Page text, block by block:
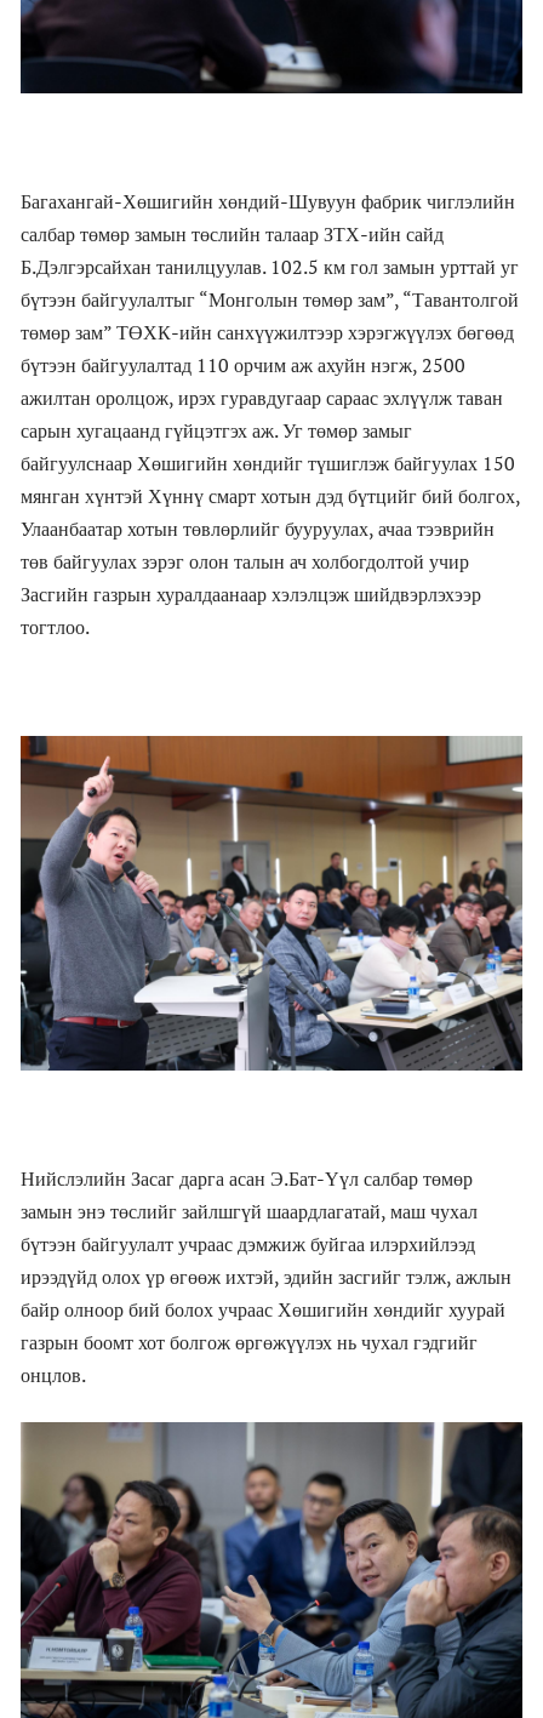
Багахангай-Хөшигийн хөндий-Шувуун фабрик чиглэлийн
салбар төмөр замын төслийн талаар ЗТХ-ийн сайд
Б.Дэлгэрсайхан танилцуулав. 102.5 км гол замын урттай уг
бүтээн байгуулалтыг “Монголын төмөр зам”, “Тавантолгой
төмөр зам” ТӨХК-ийн санхүүжилтээр хэрэгжүүлэх бөгөөд
бүтээн байгуулалтад 110 орчим аж ахуйн нэгж, 2500
ажилтан оролцож, ирэх гуравдугаар сараас эхлүүлж таван
сарын хугацаанд гүйцэтгэх аж. Уг төмөр замыг
байгуулснаар Хөшигийн хөндийг түшиглэж байгуулах 150
мянган хүнтэй Хүннү смарт хотын дэд бүтцийг бий болгох,
Улаанбаатар хотын төвлөрлийг бууруулах, ачаа тээврийн
төв байгуулах зэрэг олон талын ач холбогдолтой учир
Засгийн газрын хуралдаанаар хэлэлцэж шийдвэрлэхээр
тогтлоо.
Нийслэлийн Засаг дарга асан Э.Бат-Үүл салбар төмөр
замын энэ төслийг зайлшгүй шаардлагатай, маш чухал
бүтээн байгуулалт учраас дэмжиж буйгаа илэрхийлээд
ирээдүйд олох үр өгөөж ихтэй, эдийн засгийг тэлж, ажлын
байр олноор бий болох учраас Хөшигийн хөндийг хуурай
газрын боомт хот болгож өргөжүүлэх нь чухал гэдгийг
онцлов.